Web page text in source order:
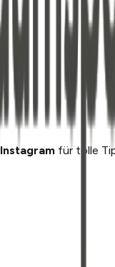
Instagram für tolle